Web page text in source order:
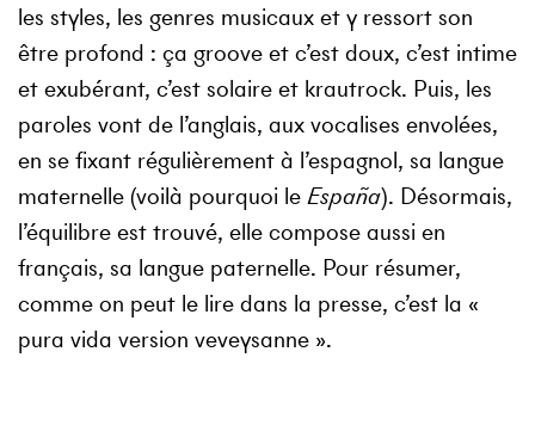
les styles, les genres musicaux et y ressort son
être profond : ça groove et c’est doux, c’est intime
et exubérant, c’est solaire et krautrock. Puis, les
paroles vont de l’anglais, aux vocalises envolées,
en se fixant régulièrement à l’espagnol, sa langue
maternelle (voilà pourquoi leEspaña). Désormais,
l’équilibre est trouvé, elle compose aussi en
français, sa langue paternelle. Pour résumer,
comme on peut le lire dans la presse, c’est la «
pura vida version veveysanne ».